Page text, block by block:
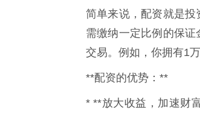
简单来说，配资就是
需缴纳一定比例的保
交易。例如，你拥有1
**配资的优势：**
* **放大收益，加速财